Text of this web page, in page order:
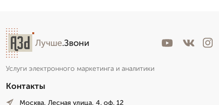
Лучше.Звони
Услуги электронного маркетинга и аналитики
Контакты
Москва, Лесная улица, 4. оф. 12